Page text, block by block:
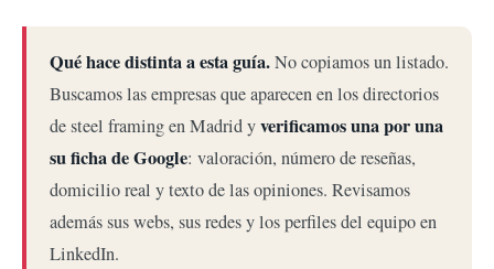
Qué hace distinta a esta guía.No copiamos un listado.
Buscamos las empresas que aparecen en los directorios
de steel framing en Madrid yverificamos una por una
su ficha de Google: valoración, número de reseñas,
domicilio real y texto de las opiniones. Revisamos
además sus webs, sus redes y los perfiles del equipo en
LinkedIn.